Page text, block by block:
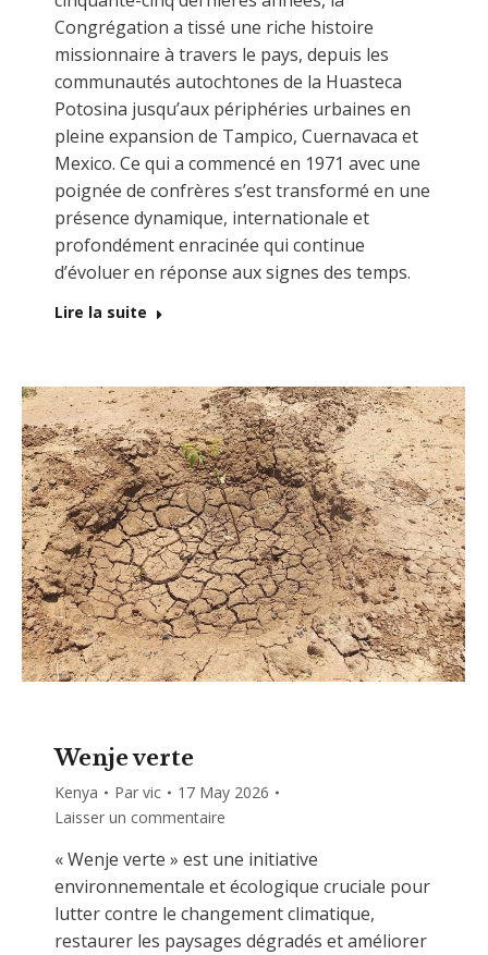
Congrégation a tissé une riche histoire
missionnaire à travers le pays, depuis les
communautés autochtones de la Huasteca
Potosina jusqu’aux périphéries urbaines en
pleine expansion de Tampico, Cuernavaca et
Mexico. Ce qui a commencé en 1971 avec une
poignée de confrères s’est transformé en une
présence dynamique, internationale et
profondément enracinée qui continue
d’évoluer en réponse aux signes des temps.
Lire la suite
Wenje verte
Kenya Par vic
17 May 2026
Laisser un commentaire
« Wenje verte » est une initiative
environnementale et écologique cruciale pour
lutter contre le changement climatique,
restaurer les paysages dégradés et améliorer